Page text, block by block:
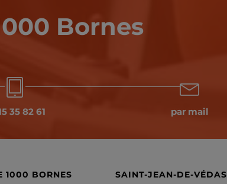
Bornes
35 82 61 par mail
1000 BORNES SAINT-JEAN-DE-VÉDAS